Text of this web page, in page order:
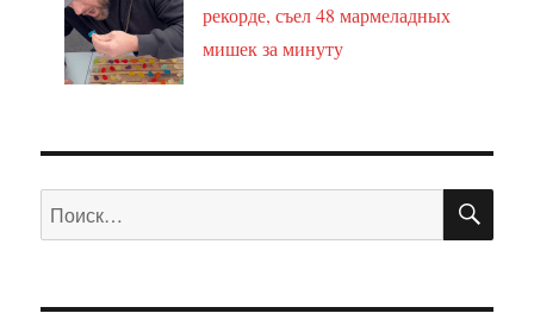
рекорде, съел 48 мармеладных
мишек за минуту
Искать: